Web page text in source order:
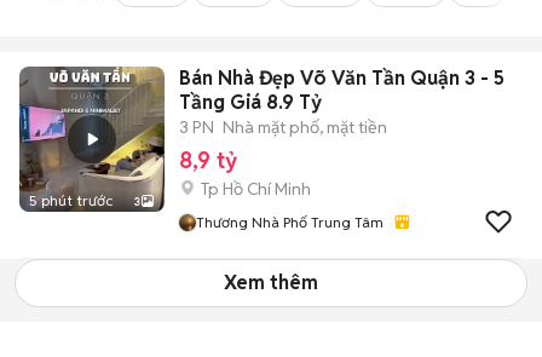
5 phút trước 3
Bán Nhà Đẹp Võ Văn Tần Quận 3 - 5
Tầng Giá 8.9 Tỷ
3 PN Nhà mặt phố, mặt tiền
8,9 tỷ
Tp Hồ Chí Minh
Thương Nhà Phố Trung Tâm
Xem thêm